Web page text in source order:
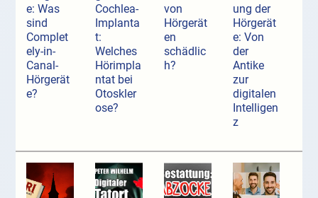
e: Was
sind
Complet
ely-in-
Canal-
Hörgerät
e?
Cochlea-
Implanta
t:
Welches
Hörimpla
ntat bei
Otoskler
ose?
von
Hörgerät
en
schädlic
h?
ung der
Hörgerät
e: Von
der
Antike
zur
digitalen
Intelligen
z